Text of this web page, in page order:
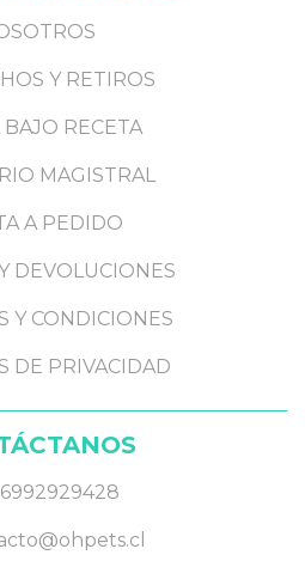
Y RETIROS
RECETA
MAGISTRAL
A PEDIDO
DEVOLUCIONES
Y CONDICIONES
DE PRIVACIDAD